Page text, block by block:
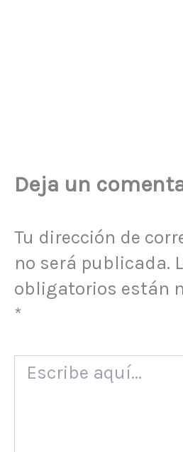
Deja un
Tu dirección de
no será publicada.
obligatorios están
*
aquí...